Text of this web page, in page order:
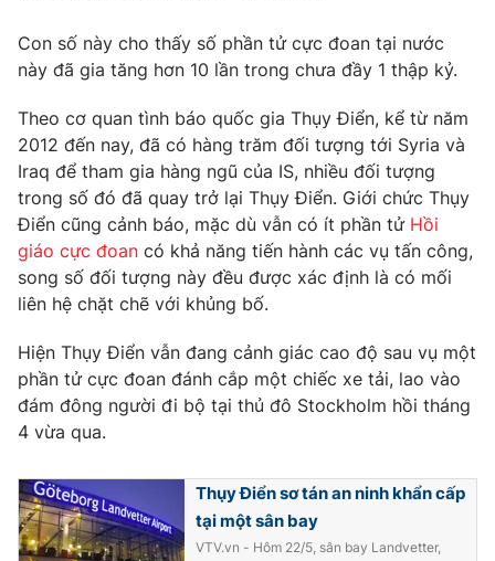
Tin tức
Câu chuyện quốc tế
Kinh tế
Tài chính
Thị trường
Góc doanh nghiệp
Dữ liệu và đời sống
Truyền hình
Phim VTV
Hậu trường
Khán giả
Giải sao mai
Giải trí
Điện ảnh
Âm nhạc
Sao
Du lịch
Làm đẹp
Giáo dục
Tuyển sinh
Học trực tuyến
Hitech Công nghệ tương lai
Sản phẩm
Giao lưu trực tuyến
Con số này cho thấy số phần tử cực đoan tại nước
này đã gia tăng hơn 10 lần trong chưa đầy 1 thập kỷ.
Theo cơ quan tình báo quốc gia Thụy Điển, kể từ năm
2012 đến nay, đã có hàng trăm đối tượng tới Syria và
Iraq để tham gia hàng ngũ của IS, nhiều đối tượng
trong số đó đã quay trở lại Thụy Điển. Giới chức Thụy
Điển cũng cảnh báo, mặc dù vẫn có ít phần tử Hồi
giáo cực đoan có khả năng tiến hành các vụ tấn công,
song số đối tượng này đều được xác định là có mối
liên hệ chặt chẽ với khủng bố.
Hiện Thụy Điển vẫn đang cảnh giác cao độ sau vụ một
phần tử cực đoan đánh cắp một chiếc xe tải, lao vào
đám đông người đi bộ tại thủ đô Stockholm hồi tháng
4 vừa qua.
Thụy Điển sơ tán an ninh khẩn cấp
tại một sân bay
VTV.vn - Hôm 22/5, sân bay Landvetter,